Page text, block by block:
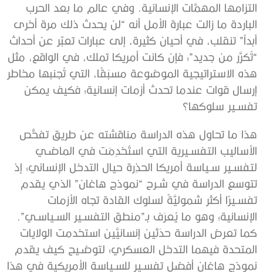
التزامها المهمَّات الإنسانية. وفي عالم ما بعد الحرب
الباردة ما زالت عبارة الأمل أنه “لن يحدث ذلك مرة أخرى
أبداً” تنقلب، في أحيان كثيرة، إلى عبارات تعبّر عن أحداث
“تُكرَّر من جديد”؛ فإن كانت أمريكا تملك، في الواقع، مثل
هذه الاستراتيجية الموضوعة مسبَقًا، التي تُجنبها مخاطر
إرسال قوات عندما تحدث أزمات إنسانية؛ فكيف يمكن
تفسـير سلوكها؟
هذا ما تحاول هذه الدراسة مناقشته عن طريق تفحُّص
الأساليب التفسـيرية التي استُخدِمَت في الماضـي
لتفسـير سـياسة أمريكا الحذِرة حيال التدخل الإنساني؛ إذ
تتوسع الدراسة في شـرح “نموذج هاغان” الذي يقدم
تفسـيرًا أكثر شموليَّةً لسلوك القادة تجاه الأزمات
الإنسانية؛ وهو ما يُعرَف بـ”منطق التفسـير السـياسـي”.
كما تعرض الدراسة حدَثين إنسانيَّين استخدمت الولايات
المتحدة فيهما التدخل العسكري؛ لتوضـيح كيف يقدم
نموذج هاغان أفضل تفسـير للسـياسة الأمريكية في هذا